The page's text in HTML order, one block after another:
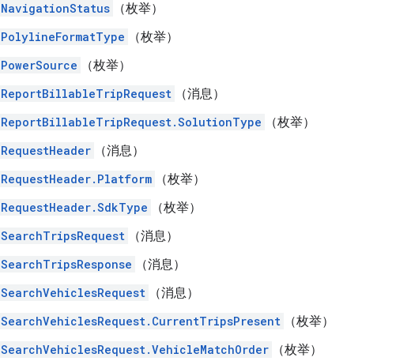
NavigationStatus
（枚举）
PolylineFormatType
（枚举）
PowerSource
（枚举）
ReportBillableTripRequest
（消息）
ReportBillableTripRequest.SolutionType
（枚举）
RequestHeader
（消息）
RequestHeader.Platform
（枚举）
RequestHeader.SdkType
（枚举）
SearchTripsRequest
（消息）
SearchTripsResponse
（消息）
SearchVehiclesRequest
（消息）
SearchVehiclesRequest.CurrentTripsPresent
（枚举）
SearchVehiclesRequest.VehicleMatchOrder
（枚举）